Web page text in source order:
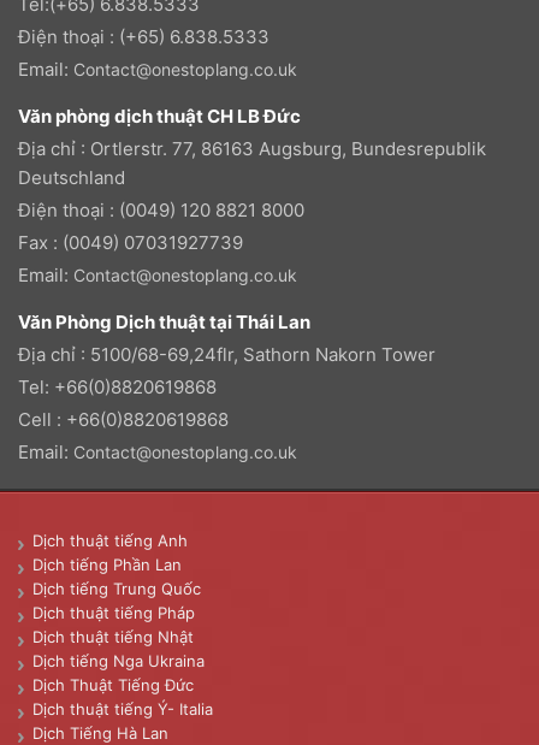
Điện thoại : (+65) 6.838.5333
Email: Contact@onestoplang.co.uk
Văn phòng dịch thuật CH LB Đức
Địa chỉ : Ortlerstr. 77, 86163 Augsburg, Bundesrepublik
Deutschland
Điện thoại : (0049) 120 8821 8000
Fax : (0049) 07031927739
Email: Contact@onestoplang.co.uk
Văn Phòng Dịch thuật tại Thái Lan
Địa chỉ : 5100/68-69,24flr, Sathorn Nakorn Tower
Tel: +66(0)8820619868
Cell : +66(0)8820619868
Email: Contact@onestoplang.co.uk
Dịch thuật tiếng Anh
Dịch tiếng Phần Lan
Dịch tiếng Trung Quốc
Dịch thuật tiếng Pháp
Dịch thuật tiếng Nhật
Dịch tiếng Nga Ukraina
Dịch Thuật Tiếng Đức
Dịch thuật tiếng Ý- Italia
Dịch Tiếng Hà Lan